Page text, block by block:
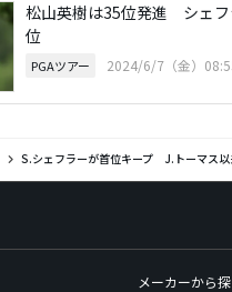
松山英樹は35位発進 シェフ
位
PGAツアー 2024/6/7（金）
S.シェフラーが首位キープ J.トーマス
メーカーから